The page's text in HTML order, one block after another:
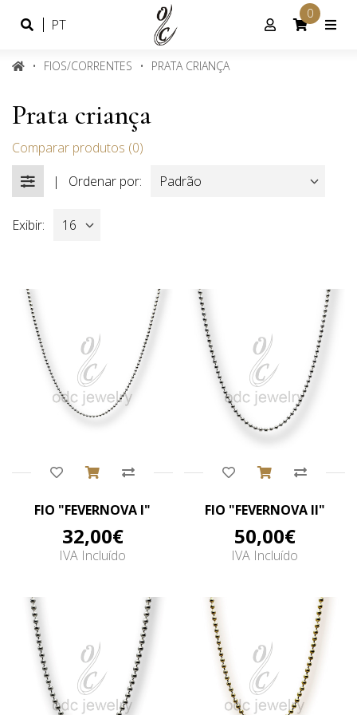
Idioma
PT
Conta
0
FIOS/CORRENTES PRATA CRIANÇA
Prata criança
Comparar produtos (0)
FILTROS
| Ordenar por:
Exibir:
FIO "FEVERNOVA I"
32,00€
IVA Incluído
FIO "FEVERNOVA II"
50,00€
IVA Incluído